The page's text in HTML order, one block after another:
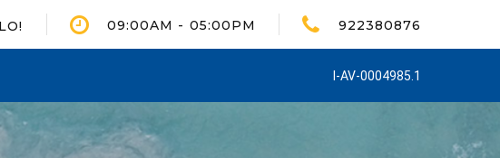
09:00AM - 05:00PM 922380876
I-AV-0004985.1